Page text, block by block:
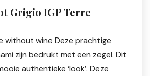
Grigio IGP Terre
without wine Deze prachtige
zijn bedrukt met een zegel. Dit
authentieke ‘look’. Deze